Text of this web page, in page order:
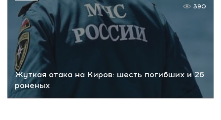
Жуткая атака на Киров: шесть погибших и 26
раненых
390